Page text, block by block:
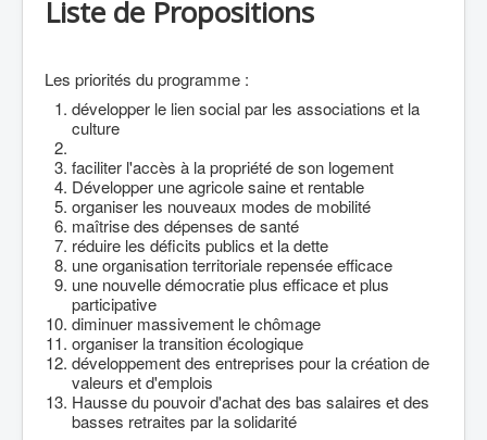
Agriculture
Retraite
Démocratie
Europe
Collectivités
Communes
Gilets jaunes
Coronavirus
Contact
Liste de Propositions
Les priorités du programme :
développer le lien social par les associations et la
culture
faciliter l'accès à la propriété de son logement
Développer une agricole saine et rentable
organiser les nouveaux modes de mobilité
maîtrise des dépenses de santé
réduire les déficits publics et la dette
une organisation territoriale repensée efficace
une nouvelle démocratie plus efficace et plus
participative
diminuer massivement le chômage
organiser la transition écologique
développement des entreprises pour la création de
valeurs et d'emplois
Hausse du pouvoir d'achat des bas salaires et des
basses retraites par la solidarité